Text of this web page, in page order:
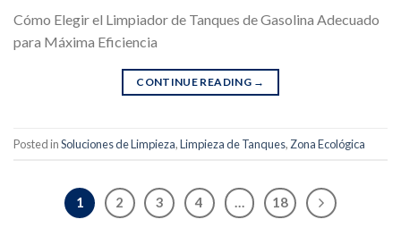
Cómo Elegir el Limpiador de Tanques de Gasolina Adecuado
para Máxima Eficiencia
CONTINUE READING →
Posted inSoluciones de Limpieza,Limpieza de Tanques, Zona Ecológica
1 2 3 4 … 18